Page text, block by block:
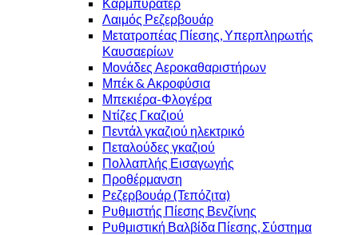
Καρμπυρατέρ
Λαιμός Ρεζερβουάρ
Μετατροπέας Πίεσης, Υπερπληρωτής
Καυσαερίων
Μονάδες Αεροκαθαριστήρων
Μπέκ & Ακροφύσια
Μπεκιέρα-Φλογέρα
Ντίζες Γκαζιού
Πεντάλ γκαζιού ηλεκτρικό
Πεταλούδες γκαζιού
Πολλαπλής Εισαγωγής
Προθέρμανση
Ρεζερβουάρ (Τεπόζιτα)
Ρυθμιστής Πίεσης Βενζίνης
Ρυθμιστική Βαλβίδα Πίεσης, Σύστημα